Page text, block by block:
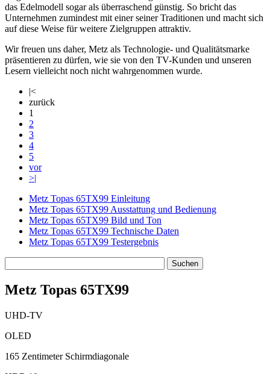
das Edelmodell sogar als überraschend günstig. So bricht das
Unternehmen zumindest mit einer seiner Traditionen und macht sich
auf diese Weise für weitere Zielgruppen attraktiv.
Wir freuen uns daher, Metz als Technologie- und Qualitätsmarke
präsentieren zu dürfen, wie sie von den TV-Kunden und unseren
Lesern vielleicht noch nicht wahrgenommen wurde.
|<
zurück
1
2
3
4
5
vor
>|
Metz Topas 65TX99 Einleitung
Metz Topas 65TX99 Ausstattung und Bedienung
Metz Topas 65TX99 Bild und Ton
Metz Topas 65TX99 Technische Daten
Metz Topas 65TX99 Testergebnis
Metz Topas 65TX99
UHD-TV
OLED
165 Zentimeter Schirmdiagonale